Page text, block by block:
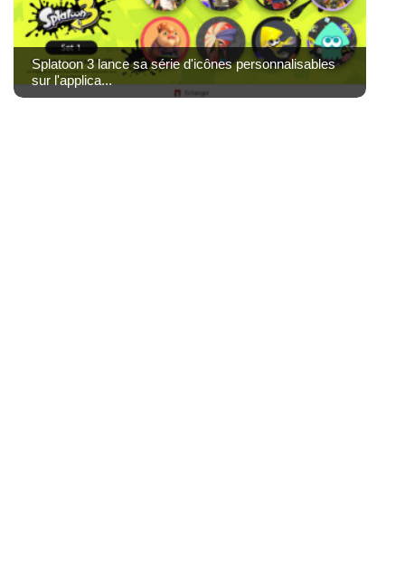
Splatoon 3 lance sa série d'icônes personnalisables
sur l'applica...